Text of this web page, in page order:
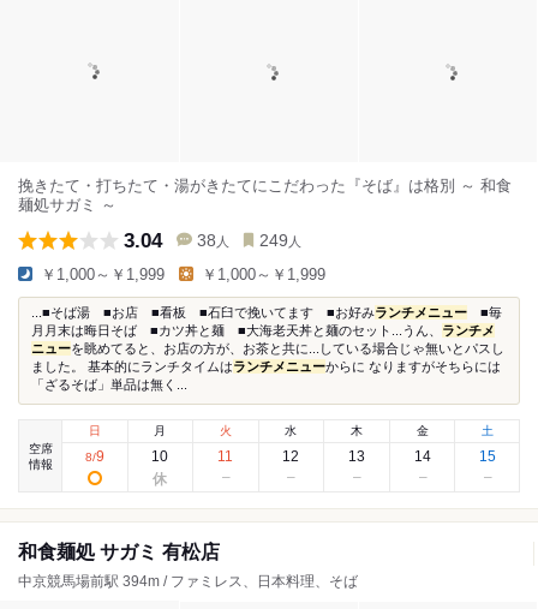
挽きたて・打ちたて・湯がきたてにこだわった『そば』は格別 ～ 和食
麺処サガミ ～
3.04 38 人 249 人
￥1,000～￥1,999 ￥1,000～￥1,999
...■そば湯 ■お店 ■看板 ■石臼で挽いてます ■お好みランチメニュー ■毎
月月末は晦日そば ■カツ丼と麺 ■大海老天丼と麺のセット...うん、 ランチメ
ニューを眺めてると、お店の方が、お茶と共に...している場合じゃ無いとパスし
ました。 基本的にランチタイムはランチメニューからに なりますがそちらには
「ざるそば」単品は無く...
空席
情報
日
8/9
月
10
火
11
水
12
木
13
金
14
土
15
和食麺処 サガミ 有松店
中京競馬場前駅 394m / ファミレス、日本料理、そば